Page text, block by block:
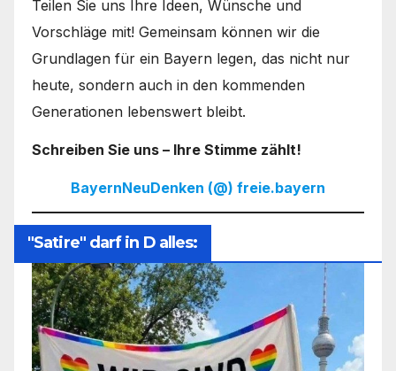
Teilen Sie uns Ihre Ideen, Wünsche und
Vorschläge mit! Gemeinsam können wir die
Grundlagen für ein Bayern legen, das nicht nur
heute, sondern auch in den kommenden
Generationen lebenswert bleibt.
Schreiben Sie uns – Ihre Stimme zählt!
BayernNeuDenken (@) freie.bayern
"Satire" darf in D alles: